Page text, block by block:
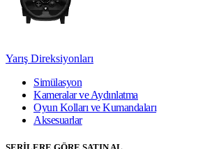
Yarış Direksiyonları
Simülasyon
Kameralar ve Aydınlatma
Oyun Kolları ve Kumandaları
Aksesuarlar